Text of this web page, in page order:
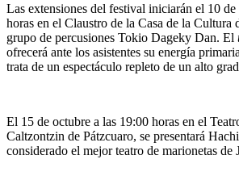
Las extensiones del festival iniciarán el 10
horas en el Claustro de la Casa de la Cultura
grupo de percusiones Tokio Dageky Dan. El
ofrecerá ante los asistentes su energía
trata de un espectáculo repleto de un alto
El 15 de octubre a las 19:00 horas en el
Caltzontzin de Pátzcuaro, se presentará
considerado el mejor teatro de marionetas de